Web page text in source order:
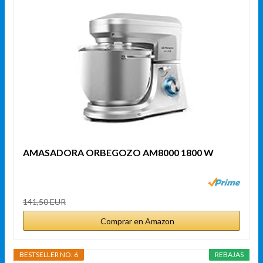
AMASADORA ORBEGOZO AM8000 1800 W
141,50 EUR
Comprar en Amazon
REBAJAS
BESTSELLER NO. 6